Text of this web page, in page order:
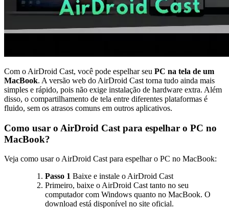
Com o AirDroid Cast, você pode espelhar seu PC na tela de um
MacBook. A versão web do AirDroid Cast torna tudo ainda mais
simples e rápido, pois não exige instalação de hardware extra. Além
disso, o compartilhamento de tela entre diferentes plataformas é
fluido, sem os atrasos comuns em outros aplicativos.
Como usar o AirDroid Cast para espelhar o PC no
MacBook?
Veja como usar o AirDroid Cast para espelhar o PC no MacBook:
Passo 1 Baixe e instale o AirDroid Cast
Primeiro, baixe o AirDroid Cast tanto no seu
computador com Windows quanto no MacBook. O
download está disponível no site oficial.